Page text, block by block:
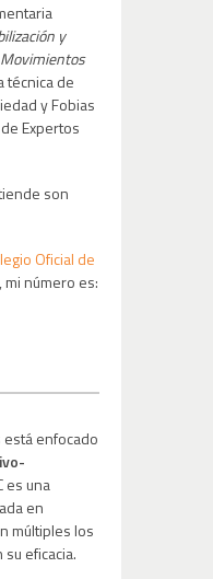
y
técnica de
y Fobias
Expertos
son
Oficial de
, mi número es:
enfocado
es una
en
múltiples los
eficacia.